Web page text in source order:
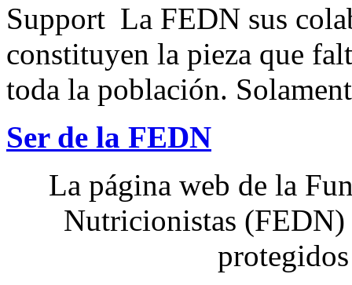
La FEDN sus
constituyen la pieza que
toda la población.
Ser de la FEDN
La página web de la
Nutricionistas (FEDN)